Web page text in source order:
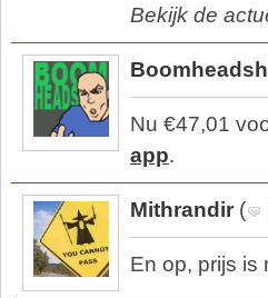
Bekijk de
Nu €47,01
app.
Mithrandir (
En op, prijs is